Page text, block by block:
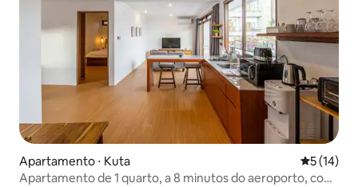
Apartamento ⋅ Kuta 5 de uma
5 (14)
Apartamento de 1 quarto, a 8 minutos do aeroporto, com